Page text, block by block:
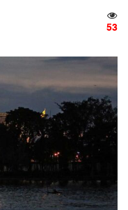
53